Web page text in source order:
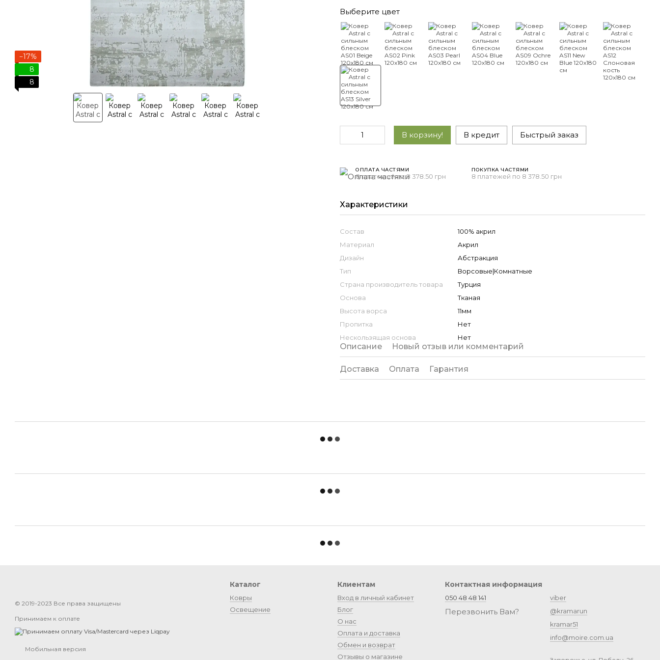
−17%
8
8
Выберите цвет
В корзину! В кредит Быстрый заказ
ОПЛАТА ЧАСТЯМИ
8 платежей по 8 378.50 грн
ПОКУПКА ЧАСТЯМИ
8 платежей по 8 378.50 грн
Характеристики
Состав
100% акрил
Материал
Акрил
Дизайн
Абстракция
Тип
Ворсовые|Комнатные
Страна производитель товара
Турция
Основа
Тканая
Высота ворса
11мм
Пропитка
Нет
Нескользящая основа
Нет
Описание Новый отзыв или комментарий
Доставка Оплата Гарантия
© 2019-2023 Все права защищены
Принимаем к оплате
Мобильная версия
Каталог
Ковры
Освещение
Клиентам
Вход в личный кабинет
Блог
О нас
Оплата и доставка
Обмен и возврат
Отзывы о магазине
Контактная информация
050 48 48 141
Перезвонить Вам?
viber
@kramarun
kramar51
info@moire.com.ua